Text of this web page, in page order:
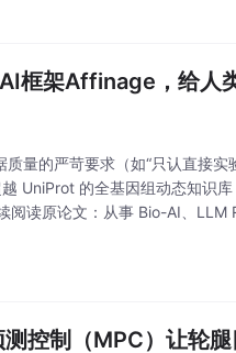
框架Affinage，给人
量的严苛要求（如“只认直接实
UniProt 的全基因组动态知识
读原论文：从事 Bio-AI、LLM
控制（MPC）让轮